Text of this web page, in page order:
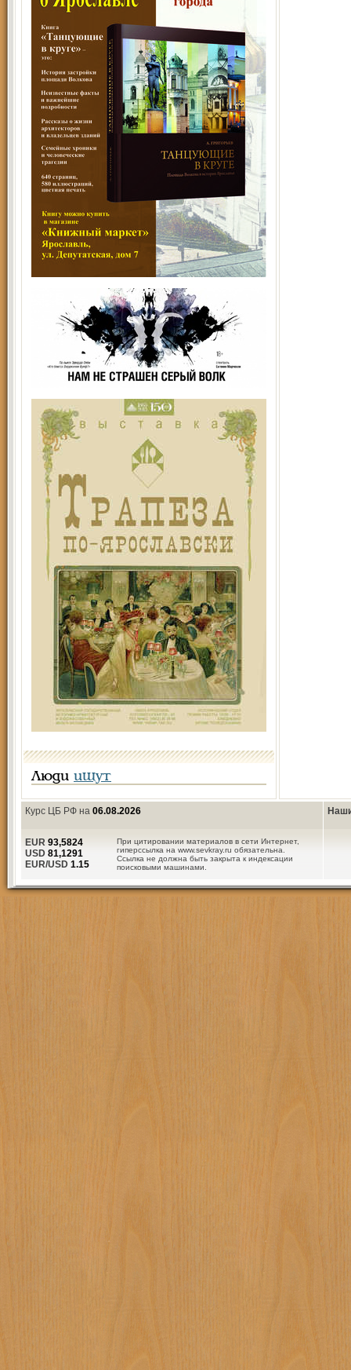
Люди ищут
Курс ЦБ РФ на 06.08.2026
При цитировании материалов в сети Интернет,
гиперссылка на www.sevkray.ru обязательна.
Ссылка не должна быть закрыта к индексации
поисковыми машинами.
EUR 93,5824
USD 81,1291
EUR/USD 1.15